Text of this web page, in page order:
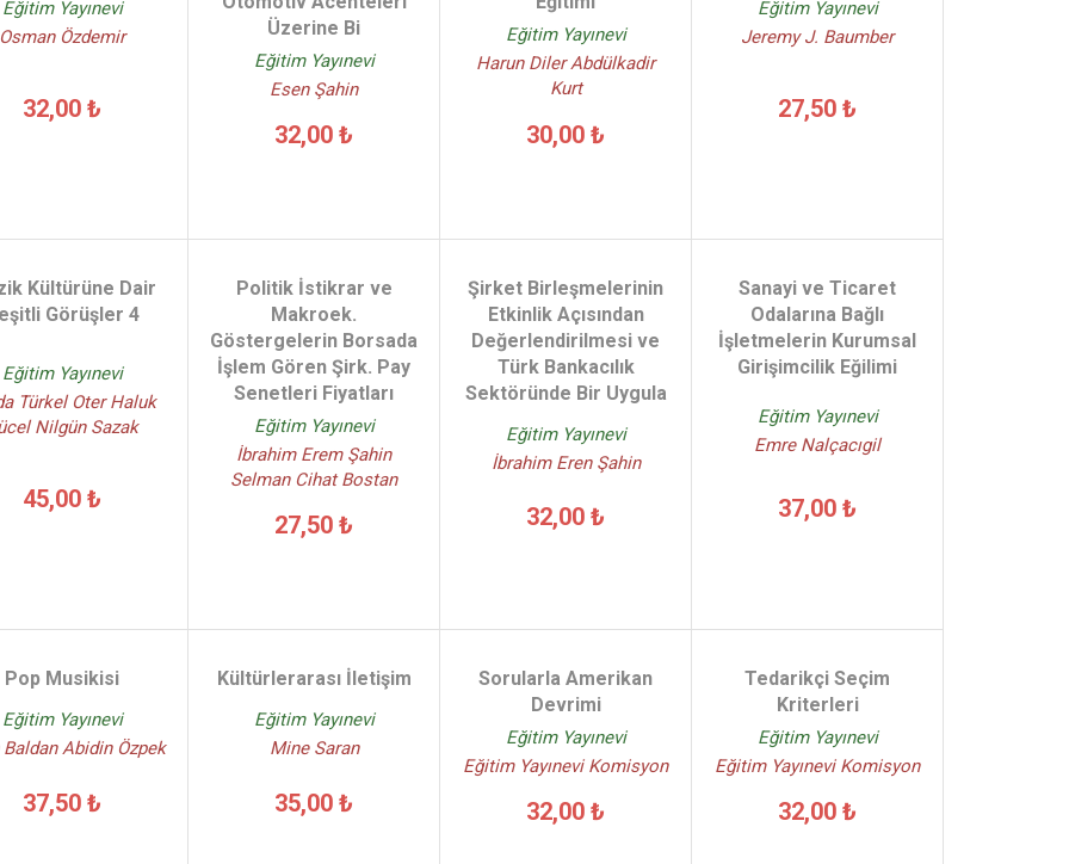
Eğitim Yayınevi
Osman Özdemir
32,00 ₺
Üzerine Bi
Eğitim Yayınevi
Esen Şahin
32,00 ₺
Eğitim Yayınevi
Harun Diler Abdülkadir
Kurt
30,00 ₺
Eğitim Yayınevi
Jeremy J. Baumber
27,50 ₺
Kültürüne Dair
Görüşler 4
Eğitim Yayınevi
Türkel Oter Haluk
Nilgün Sazak
45,00 ₺
Politik İstikrar ve
Makroek.
Göstergelerin Borsada
İşlem Gören Şirk. Pay
Senetleri Fiyatları
Eğitim Yayınevi
İbrahim Erem Şahin
Selman Cihat Bostan
27,50 ₺
Şirket Birleşmelerinin
Etkinlik Açısından
Değerlendirilmesi ve
Türk Bankacılık
Sektöründe Bir Uygula
Eğitim Yayınevi
İbrahim Eren Şahin
32,00 ₺
Sanayi ve Ticaret
Odalarına Bağlı
İşletmelerin Kurumsal
Girişimcilik Eğilimi
Eğitim Yayınevi
Emre Nalçacıgil
37,00 ₺
Pop Musikisi
Eğitim Yayınevi
Baldan Abidin Özpek
37,50 ₺
Kültürlerarası İletişim
Eğitim Yayınevi
Mine Saran
35,00 ₺
Sorularla Amerikan
Devrimi
Eğitim Yayınevi
Eğitim Yayınevi Komisyon
32,00 ₺
Tedarikçi Seçim
Kriterleri
Eğitim Yayınevi
Eğitim Yayınevi Komisyon
32,00 ₺